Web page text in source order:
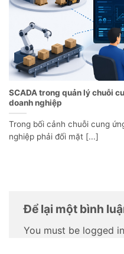
SCADA trong quản lý chuỗi
doanh nghiệp
Trong bối cảnh chuỗi cung
nghiệp phải đối mặt [...]
Để lại một bình
You must be logged